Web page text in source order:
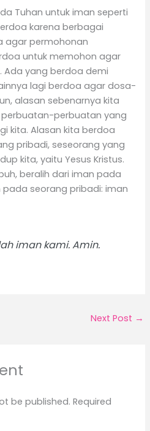
Tuhan untuk iman seperti
karena berbagai
agar permohonan
untuk memohon agar
Ada yang berdoa demi
lagi berdoa agar dosa-
alasan sebenarnya kita
perbuatan yang
kita. Alasan kita berdoa
pribadi, seseorang yang
kita, yaitu Yesus Kristus.
beralih dari iman pada
seorang pribadi: iman
iman kami. Amin.
Next Post →
be published. Required